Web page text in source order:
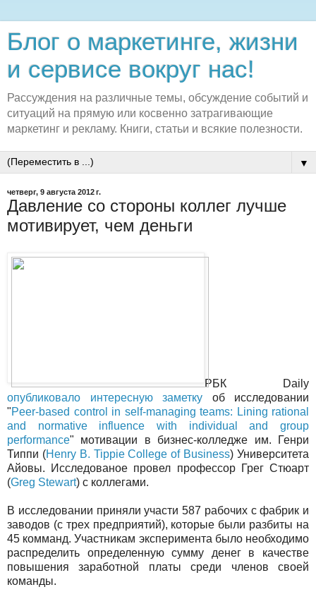
Блог о маркетинге, жизни
и сервисе вокруг нас!
Рассуждения на различные темы, обсуждение событий и
ситуаций на прямую или косвенно затрагивающие
маркетинг и рекламу. Книги, статьи и всякие полезности.
▼
четверг, 9 августа 2012 г.
Давление со стороны коллег лучше
мотивирует, чем деньги
РБК Daily
опубликовало интересную заметку об исследовании
"Peer-based control in self-managing teams: Lining rational
and normative influence with individual and group
performance" мотивации в бизнес-колледже им. Генри
Типпи (Henry B. Tippie College of Business) Университета
Айовы. Исследованое провел профессор Грег Стюарт
(Greg Stewart) с коллегами.
В исследовании приняли участи 587 рабочих с фабрик и
заводов (с трех предприятий), которые были разбиты на
45 комманд. Участникам эксперимента было необходимо
распределить определенную сумму денег в качестве
повышения заработной платы среди членов своей
команды.